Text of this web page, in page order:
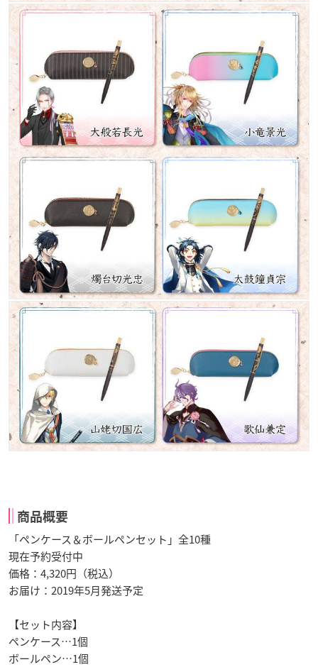
商品概要
「ペンケース＆ボールペンセット」全10種
現在予約受付中
価格：4,320円（税込）
お届け：2019年5月発送予定
【セット内容】
ペンケース…1個
ボールペン…1個